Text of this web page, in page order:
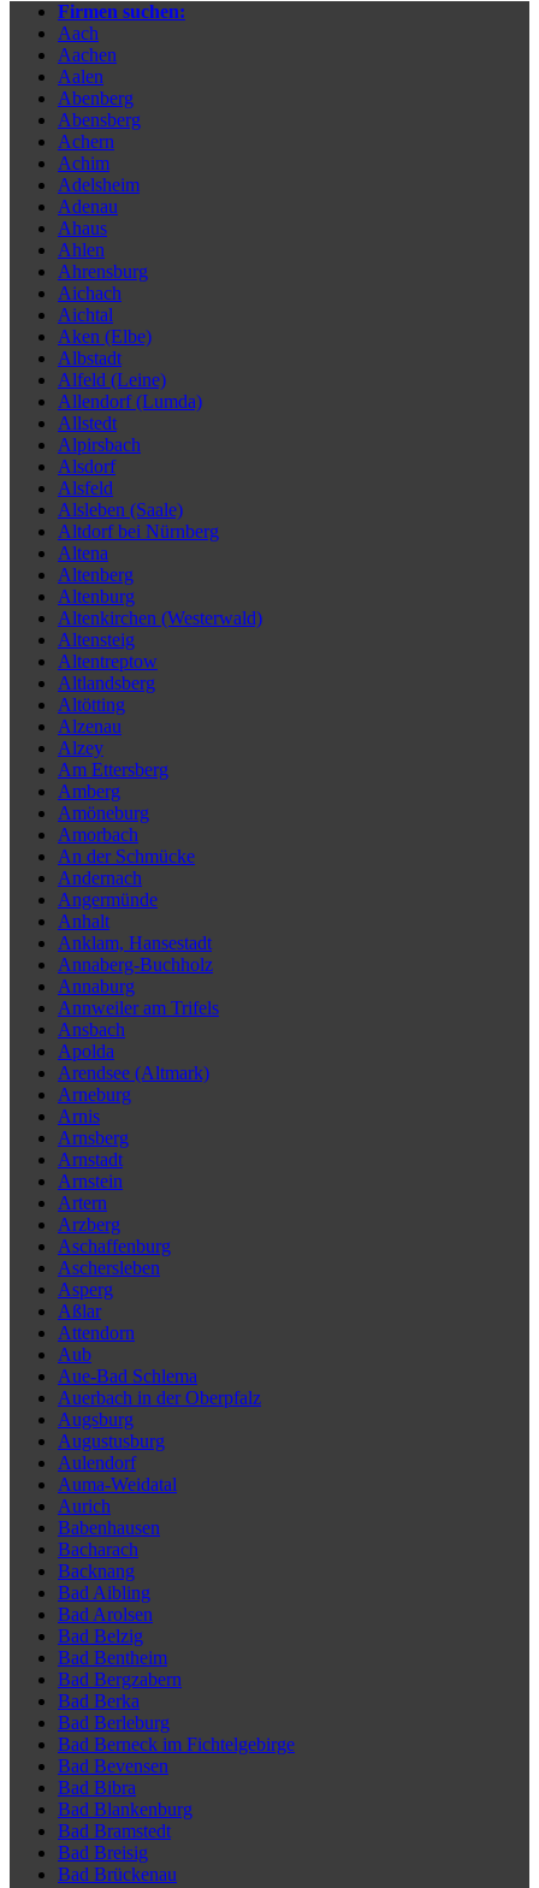
Firmen suchen:
Aach
Aachen
Aalen
Abenberg
Abensberg
Achern
Achim
Adelsheim
Adenau
Ahaus
Ahlen
Ahrensburg
Aichach
Aichtal
Aken (Elbe)
Albstadt
Alfeld (Leine)
Allendorf (Lumda)
Allstedt
Alpirsbach
Alsdorf
Alsfeld
Alsleben (Saale)
Altdorf bei Nürnberg
Altena
Altenberg
Altenburg
Altenkirchen (Westerwald)
Altensteig
Altentreptow
Altlandsberg
Altötting
Alzenau
Alzey
Am Ettersberg
Amberg
Amöneburg
Amorbach
An der Schmücke
Andernach
Angermünde
Anhalt
Anklam, Hansestadt
Annaberg-Buchholz
Annaburg
Annweiler am Trifels
Ansbach
Apolda
Arendsee (Altmark)
Arneburg
Arnis
Arnsberg
Arnstadt
Arnstein
Artern
Arzberg
Aschaffenburg
Aschersleben
Asperg
Aßlar
Attendorn
Aub
Aue-Bad Schlema
Auerbach in der Oberpfalz
Augsburg
Augustusburg
Aulendorf
Auma-Weidatal
Aurich
Babenhausen
Bacharach
Backnang
Bad Aibling
Bad Arolsen
Bad Belzig
Bad Bentheim
Bad Bergzabern
Bad Berka
Bad Berleburg
Bad Berneck im Fichtelgebirge
Bad Bevensen
Bad Bibra
Bad Blankenburg
Bad Bramstedt
Bad Breisig
Bad Brückenau